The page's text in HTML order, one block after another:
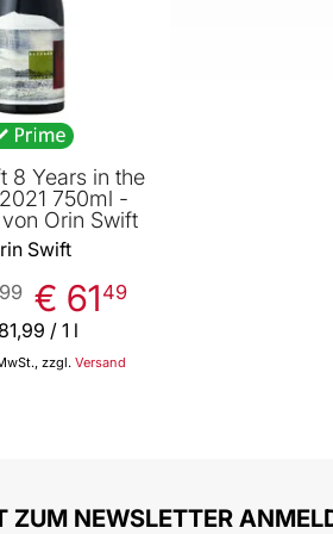
8 Years in the
750ml -
Orin Swift
Swift
€ 61 49
99
zzgl. Versand
,99 / 1 l
ZUM NEWSLETTER